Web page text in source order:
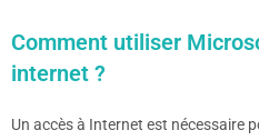
Comment utiliser
internet ?
Un accès à Internet est nécessaire